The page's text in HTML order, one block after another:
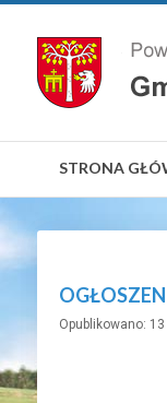
STRONA
Opublikowano: